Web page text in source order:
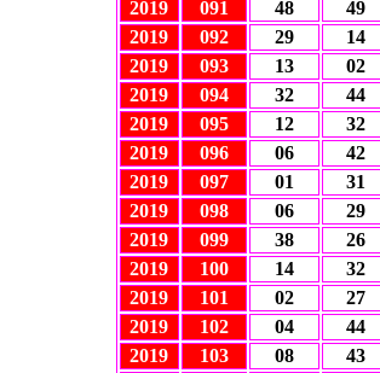
2019 091 48
49
2019
092 29
14
2019
093 13
02
2019
094 32
44
2019
095 12
32
2019
096 06
42
2019
097 01
31
2019
098 06
29
2019
099 38
26
2019
100 14
32
2019
101 02
27
2019
102 04
44
2019
103 08
43